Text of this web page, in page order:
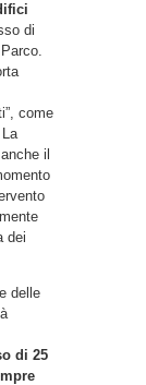
di
come
il
dei
delle
di 25